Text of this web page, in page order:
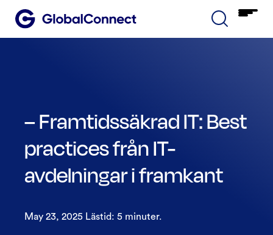
– Framtidssäkrad IT: Best
practices från IT-
avdelningar i framkant
May 23, 2025 Lästid: 5 minuter.